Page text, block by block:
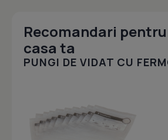
Recomandari
casa ta
PUNGI DE VIDAT CU